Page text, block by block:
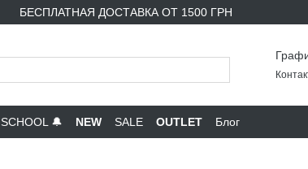
БЕСПЛАТНАЯ ДОСТАВКА ОТ 1500 ГРН
SCHOOL 🔔 NEW SALE OUTLET Блог